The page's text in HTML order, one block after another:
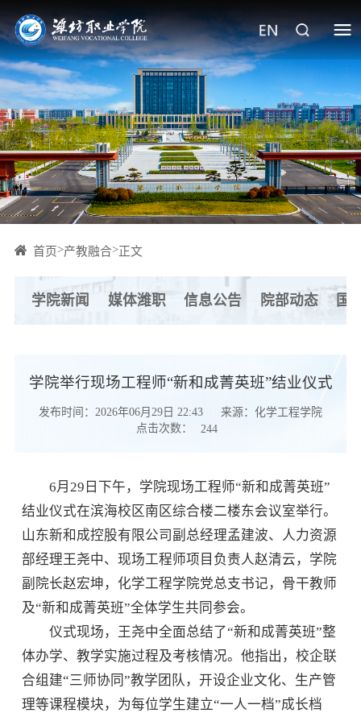
学院新闻 媒体潍职 信息公告 院部动态 国
首页>产教融合>正文
学院举行现场工程师“新和成菁英班”结业仪式
发布时间：2026年06月29日 22:43
来源：化学工程学院
点击次数：
244
6月29日下午，学院现场工程师“新和成菁英班”
结业仪式在滨海校区南区综合楼二楼东会议室举行。
山东新和成控股有限公司副总经理孟建波、人力资源
部经理王尧中、现场工程师项目负责人赵清云，学院
副院长赵宏坤，化学工程学院党总支书记，骨干教师
及“新和成菁英班”全体学生共同参会。
仪式现场，王尧中全面总结了“新和成菁英班”整
体办学、教学实施过程及考核情况。他指出，校企联
合组建“三师协同”教学团队，开设企业文化、生产管
理等课程模块，为每位学生建立“一人一档”成长档